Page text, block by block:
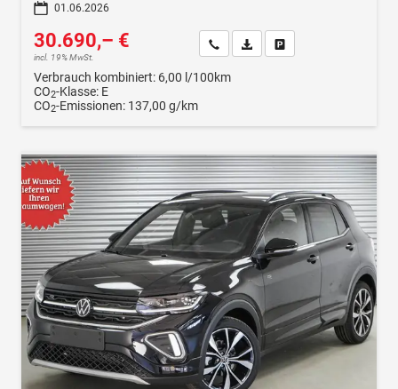
01.06.2026
30.690,– €
incl. 19% MwSt.
Wir rufen Sie anFahrzeugexposé (PDF)
Verbrauch kombiniert: 6,00 l/100km
CO2-Klasse: E
CO2-Emissionen: 137,00 g/km